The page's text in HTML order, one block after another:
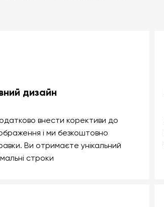
дизайн
внести корективи до
і ми безкоштовно
Ви отримаєте унікальний
строки